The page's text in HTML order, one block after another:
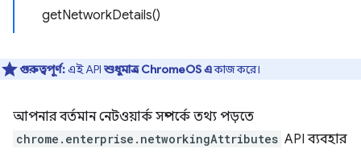
getNetworkDetails()
গুরুত্বপূর্ণ:এই API শুধুমাত্র ChromeOS একাজ করে।
আপনার বর্তমান নেটওয়ার্ক সম্পর্কে তথ্য পড়তে
chrome.enterprise.networkingAttributes API ব্যবহার